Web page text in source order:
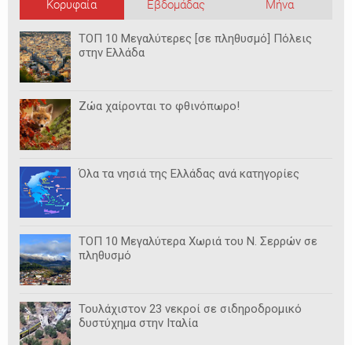
Κορυφαία Εβδομάδας Μήνα
ΤΟΠ 10 Μεγαλύτερες [σε πληθυσμό] Πόλεις
στην Ελλάδα
Ζώα χαίρονται το φθινόπωρο!
Όλα τα νησιά της Ελλάδας ανά κατηγορίες
ΤΟΠ 10 Μεγαλύτερα Χωριά του Ν. Σερρών σε
πληθυσμό
Τουλάχιστον 23 νεκροί σε σιδηροδρομικό
δυστύχημα στην Ιταλία